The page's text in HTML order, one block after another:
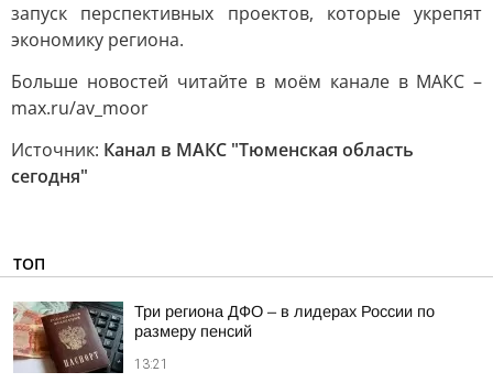
запуск перспективных проектов, которые укрепят
экономику региона.
Больше новостей читайте в моём канале в МАКС –
max.ru/av_moor
Источник: Канал в МАКС "Тюменская область
сегодня"
ТОП
Три региона ДФО – в лидерах России по
размеру пенсий
13:21